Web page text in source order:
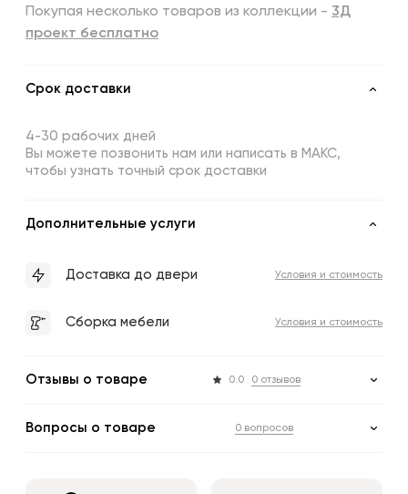
Покупая несколько товаров из коллекции - 3Д
проект бесплатно
Срок доставки
4-30 рабочих дней
Вы можете позвонить нам или написать в МАКС,
чтобы узнать точный срок доставки
Дополнительные услуги
Доставка до двери Условия и стоимость
Сборка мебели Условия и стоимость
Отзывы о товаре 0.0 0 отзывов
Вопросы о товаре 0 вопросов